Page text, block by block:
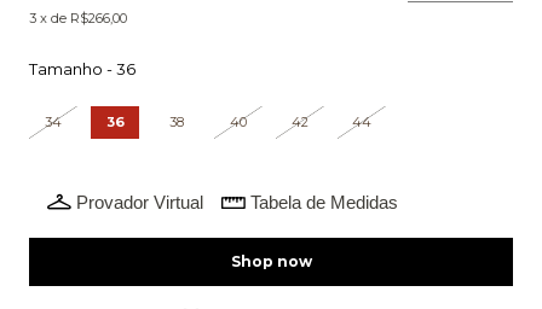
3 x de R$266,00
Tamanho -36
34 36 38 40 42 44
Provador Virtual Tabela de Medidas